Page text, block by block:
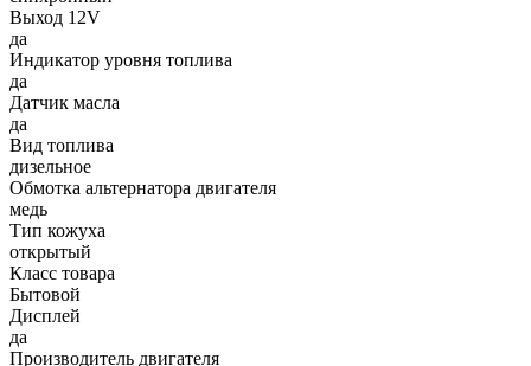
Выход 12V
да
Индикатор уровня топлива
да
Датчик масла
да
Вид топлива
дизельное
Обмотка альтернатора двигателя
медь
Тип кожуха
открытый
Класс товара
Бытовой
Дисплей
да
Производитель двигателя